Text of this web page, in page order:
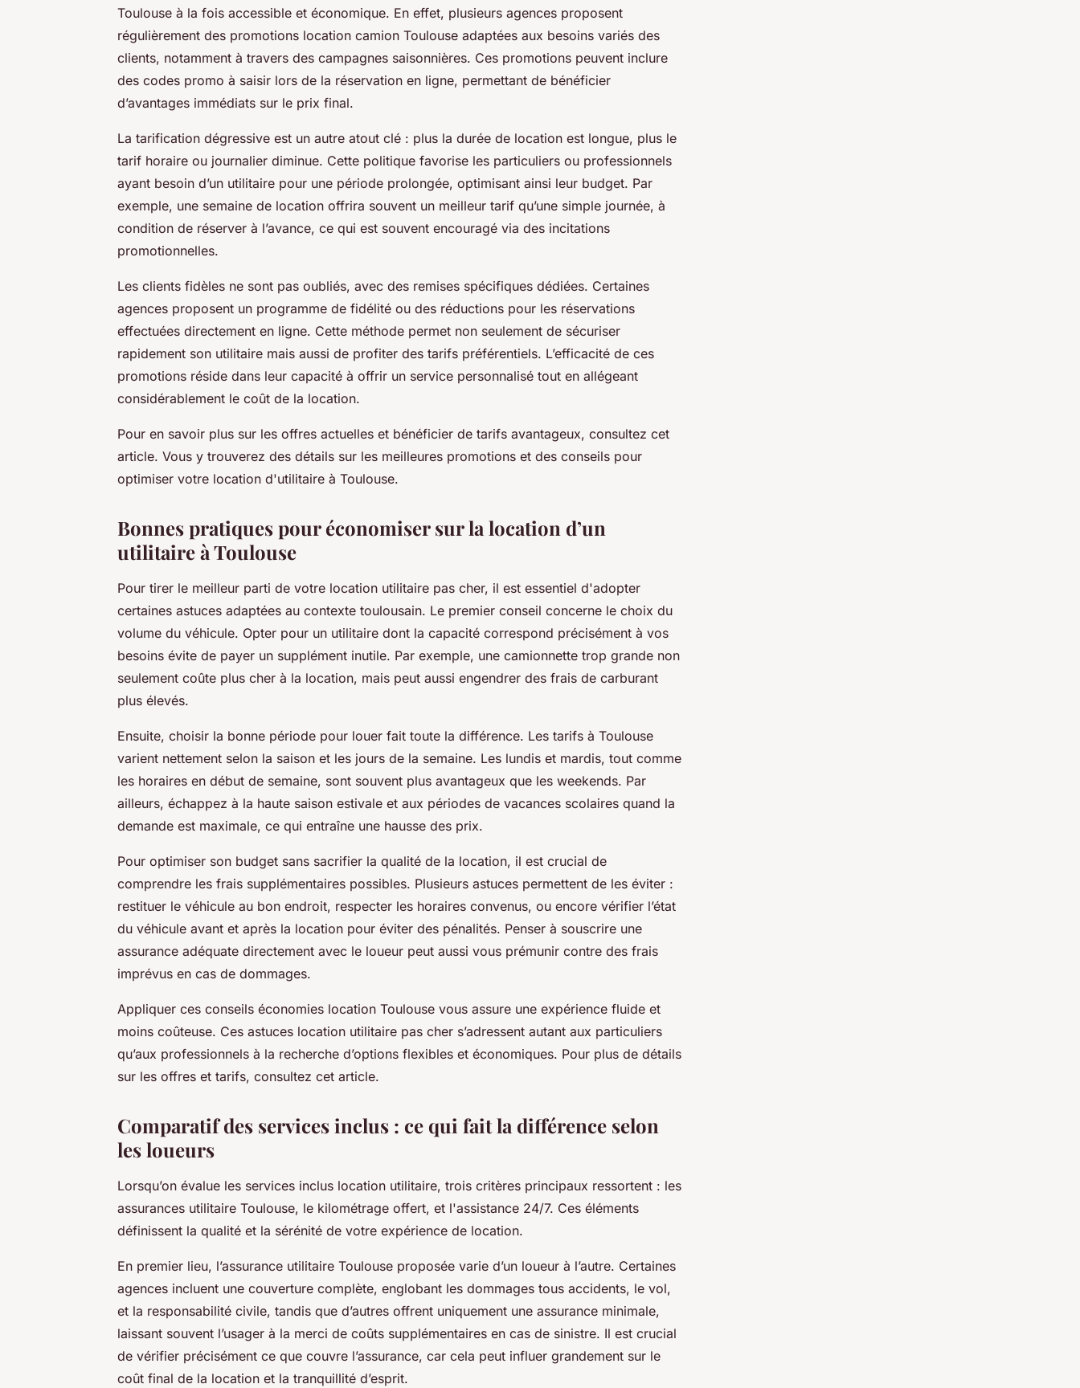
Toulouse à la fois accessible et économique. En effet, plusieurs agences proposent
régulièrement des promotions location camion Toulouse adaptées aux besoins variés des
clients, notamment à travers des campagnes saisonnières. Ces promotions peuvent inclure
des codes promo à saisir lors de la réservation en ligne, permettant de bénéficier
d’avantages immédiats sur le prix final.
La tarification dégressive est un autre atout clé : plus la durée de location est longue, plus le
tarif horaire ou journalier diminue. Cette politique favorise les particuliers ou professionnels
ayant besoin d’un utilitaire pour une période prolongée, optimisant ainsi leur budget. Par
exemple, une semaine de location offrira souvent un meilleur tarif qu’une simple journée, à
condition de réserver à l’avance, ce qui est souvent encouragé via des incitations
promotionnelles.
Les clients fidèles ne sont pas oubliés, avec des remises spécifiques dédiées. Certaines
agences proposent un programme de fidélité ou des réductions pour les réservations
effectuées directement en ligne. Cette méthode permet non seulement de sécuriser
rapidement son utilitaire mais aussi de profiter des tarifs préférentiels. L’efficacité de ces
promotions réside dans leur capacité à offrir un service personnalisé tout en allégeant
considérablement le coût de la location.
Pour en savoir plus sur les offres actuelles et bénéficier de tarifs avantageux, consultez cet
article. Vous y trouverez des détails sur les meilleures promotions et des conseils pour
optimiser votre location d'utilitaire à Toulouse.
Bonnes pratiques pour économiser sur la location d’un
utilitaire à Toulouse
Pour tirer le meilleur parti de votre location utilitaire pas cher, il est essentiel d'adopter
certaines astuces adaptées au contexte toulousain. Le premier conseil concerne le choix du
volume du véhicule. Opter pour un utilitaire dont la capacité correspond précisément à vos
besoins évite de payer un supplément inutile. Par exemple, une camionnette trop grande non
seulement coûte plus cher à la location, mais peut aussi engendrer des frais de carburant
plus élevés.
Ensuite, choisir la bonne période pour louer fait toute la différence. Les tarifs à Toulouse
varient nettement selon la saison et les jours de la semaine. Les lundis et mardis, tout comme
les horaires en début de semaine, sont souvent plus avantageux que les weekends. Par
ailleurs, échappez à la haute saison estivale et aux périodes de vacances scolaires quand la
demande est maximale, ce qui entraîne une hausse des prix.
Pour optimiser son budget sans sacrifier la qualité de la location, il est crucial de
comprendre les frais supplémentaires possibles. Plusieurs astuces permettent de les éviter :
restituer le véhicule au bon endroit, respecter les horaires convenus, ou encore vérifier l’état
du véhicule avant et après la location pour éviter des pénalités. Penser à souscrire une
assurance adéquate directement avec le loueur peut aussi vous prémunir contre des frais
imprévus en cas de dommages.
Appliquer ces conseils économies location Toulouse vous assure une expérience fluide et
moins coûteuse. Ces astuces location utilitaire pas cher s’adressent autant aux particuliers
qu’aux professionnels à la recherche d’options flexibles et économiques. Pour plus de détails
sur les offres et tarifs, consultez cet article.
Comparatif des services inclus : ce qui fait la différence selon
les loueurs
Lorsqu’on évalue les services inclus location utilitaire, trois critères principaux ressortent : les
assurances utilitaire Toulouse, le kilométrage offert, et l'assistance 24/7. Ces éléments
définissent la qualité et la sérénité de votre expérience de location.
En premier lieu, l’assurance utilitaire Toulouse proposée varie d’un loueur à l’autre. Certaines
agences incluent une couverture complète, englobant les dommages tous accidents, le vol,
et la responsabilité civile, tandis que d’autres offrent uniquement une assurance minimale,
laissant souvent l’usager à la merci de coûts supplémentaires en cas de sinistre. Il est crucial
de vérifier précisément ce que couvre l’assurance, car cela peut influer grandement sur le
coût final de la location et la tranquillité d’esprit.